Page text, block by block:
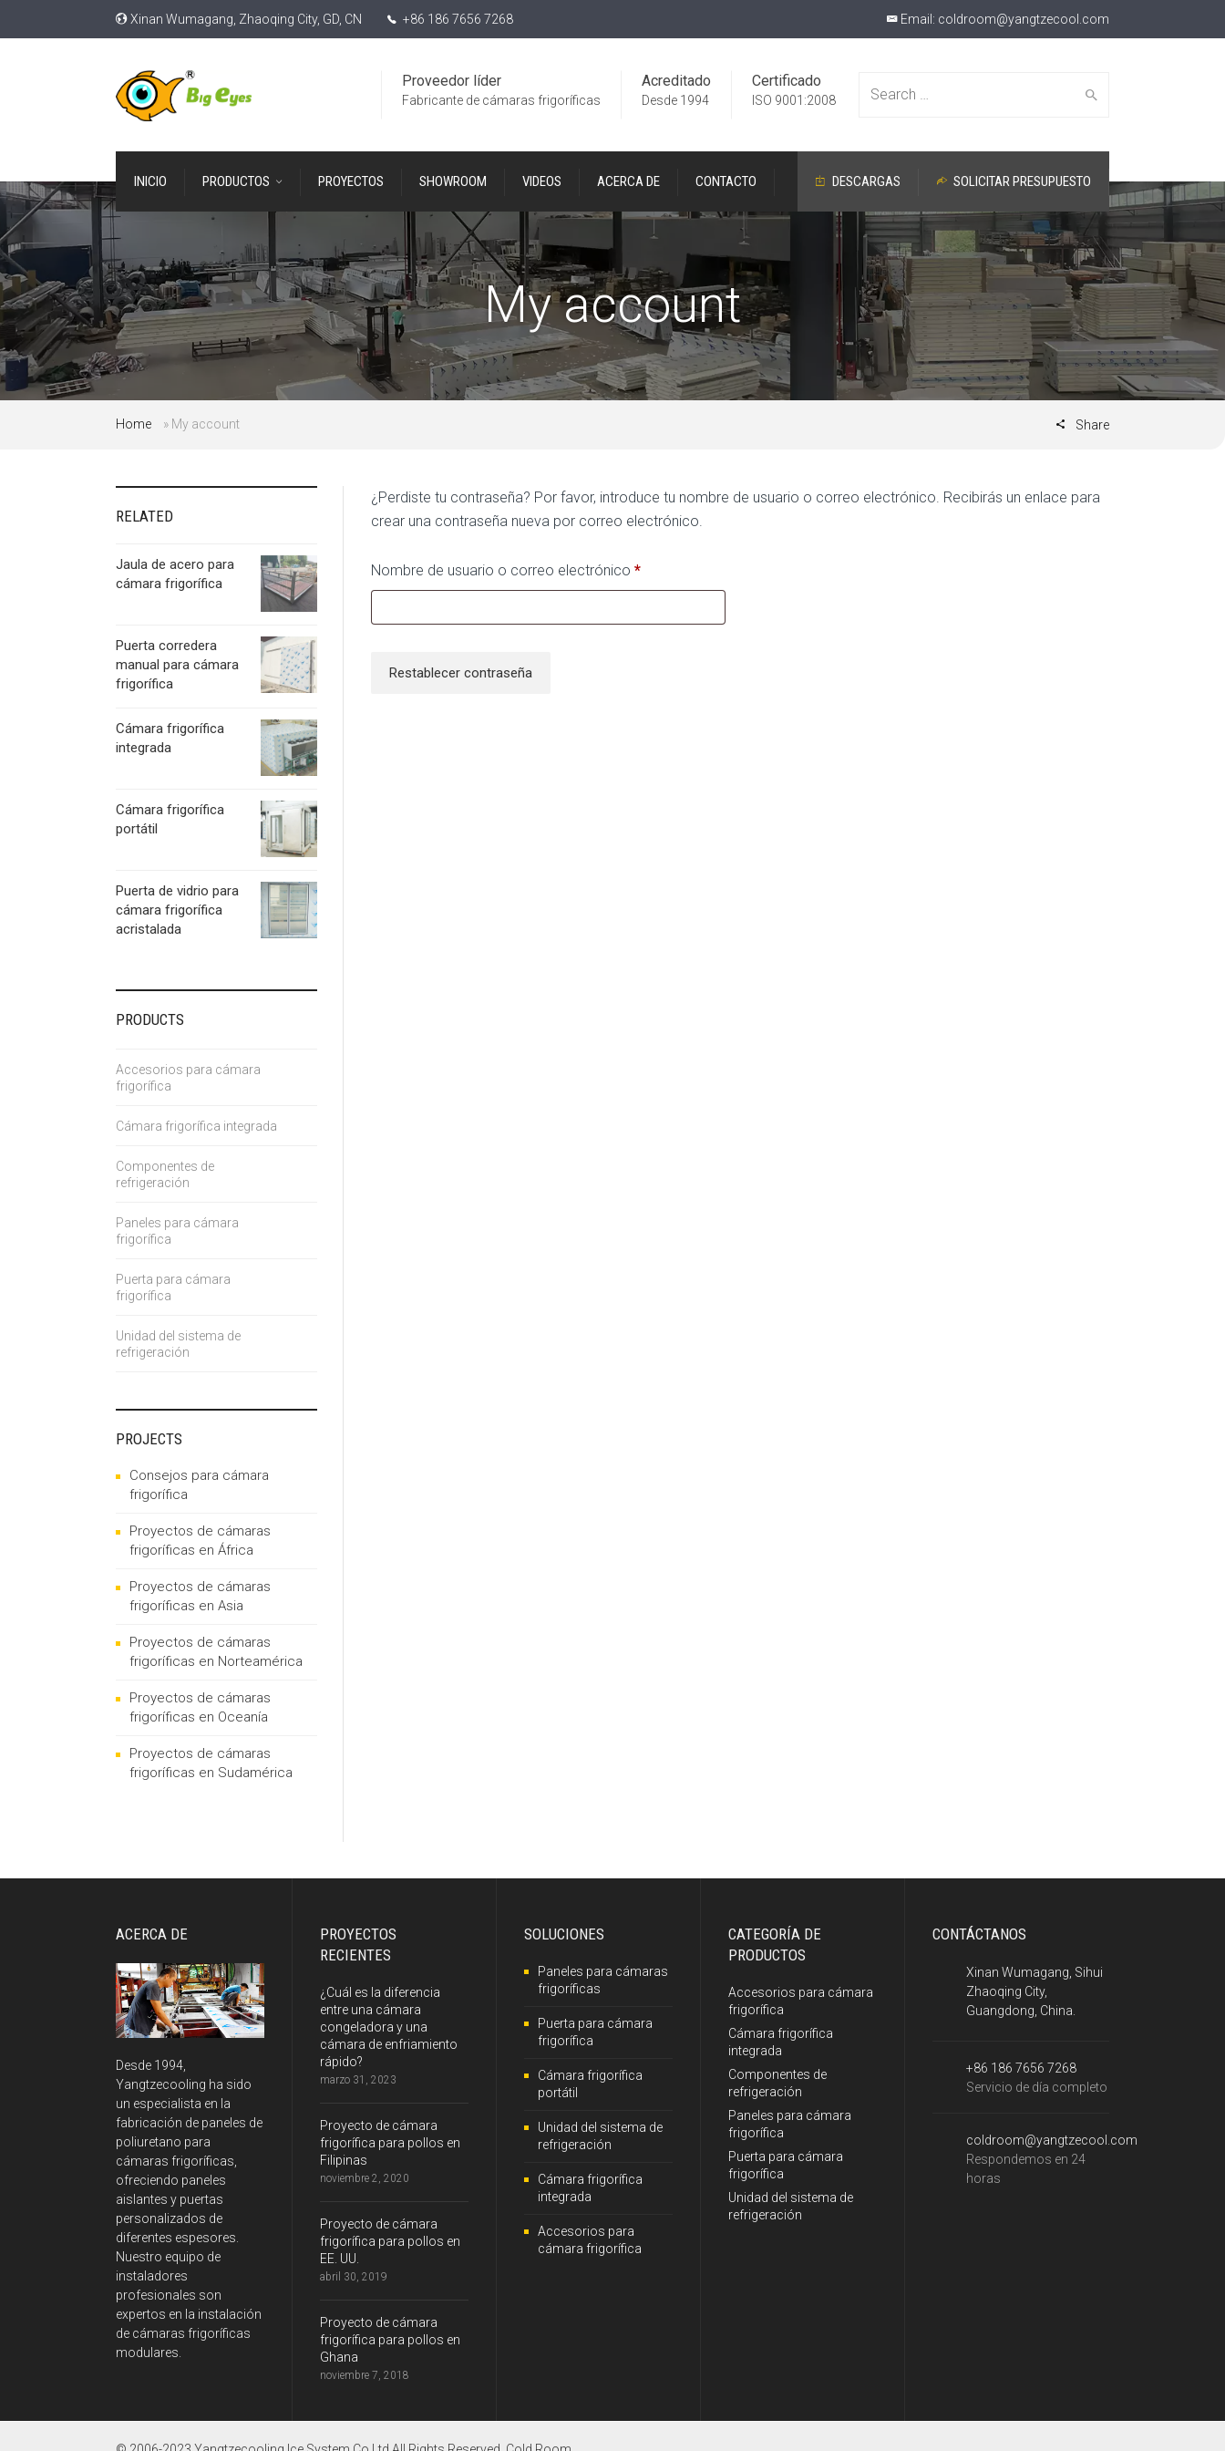
Xinan Wumagang, Zhaoqing City, GD, CN +86 186 7656 7268 Email: coldroom@yangtzecool.com
Search
for:
Certificado
ISO 9001:2008
Acreditado
Desde 1994
Proveedor líder
Fabricante de cámaras frigoríficas
INICIO PRODUCTOS PROYECTOS SHOWROOM VIDEOS ACERCA DE CONTACTO SOLICITAR PRESUPUESTO
DESCARGAS
My account
Home » My account Share
¿Perdiste tu contraseña? Por favor, introduce tu nombre de usuario o correo electrónico. Recibirás un enlace para
crear una contraseña nueva por correo electrónico.
Nombre de usuario o correo electrónico *
Restablecer contraseña
RELATED
Jaula de acero para
cámara frigorífica
Puerta corredera
manual para cámara
frigorífica
Cámara frigorífica
integrada
Cámara frigorífica
portátil
Puerta de vidrio para
cámara frigorífica
acristalada
PRODUCTS
Accesorios para cámara
frigorífica
Cámara frigorífica integrada
Componentes de
refrigeración
Paneles para cámara
frigorífica
Puerta para cámara
frigorífica
Unidad del sistema de
refrigeración
PROJECTS
Consejos para cámara
frigorífica
Proyectos de cámaras
frigoríficas en África
Proyectos de cámaras
frigoríficas en Asia
Proyectos de cámaras
frigoríficas en Norteamérica
Proyectos de cámaras
frigoríficas en Oceanía
Proyectos de cámaras
frigoríficas en Sudamérica
ACERCA DE
Desde 1994,
Yangtzecooling ha sido
un especialista en la
fabricación de paneles de
poliuretano para
cámaras frigoríficas,
ofreciendo paneles
aislantes y puertas
personalizados de
diferentes espesores.
Nuestro equipo de
instaladores
profesionales son
expertos en la instalación
de cámaras frigoríficas
modulares.
PROYECTOS
RECIENTES
¿Cuál es la diferencia
entre una cámara
congeladora y una
cámara de enfriamiento
rápido?
marzo 31, 2023
Proyecto de cámara
frigorífica para pollos en
Filipinas
noviembre 2, 2020
Proyecto de cámara
frigorífica para pollos en
EE. UU.
abril 30, 2019
Proyecto de cámara
frigorífica para pollos en
Ghana
noviembre 7, 2018
SOLUCIONES
Paneles para cámaras
frigoríficas
Puerta para cámara
frigorífica
Cámara frigorífica
portátil
Unidad del sistema de
refrigeración
Cámara frigorífica
integrada
Accesorios para
cámara frigorífica
CATEGORÍA DE
PRODUCTOS
Accesorios para cámara
frigorífica
Cámara frigorífica
integrada
Componentes de
refrigeración
Paneles para cámara
frigorífica
Puerta para cámara
frigorífica
Unidad del sistema de
refrigeración
CONTÁCTANOS
Xinan Wumagang, Sihui
Zhaoqing City,
Guangdong, China.
+86 186 7656 7268
Servicio de día completo
coldroom@yangtzecool.com
Respondemos en 24
horas